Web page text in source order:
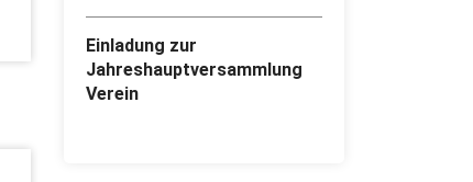
Einladung zur
Jahreshauptversammlung
Verein